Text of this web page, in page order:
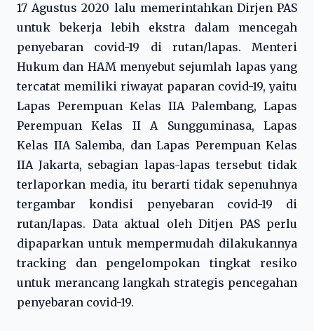
17 Agustus 2020 lalu memerintahkan Dirjen PAS
untuk bekerja lebih ekstra dalam mencegah
penyebaran covid-19 di rutan/lapas. Menteri
Hukum dan HAM menyebut sejumlah lapas yang
tercatat memiliki riwayat paparan covid-19, yaitu
Lapas Perempuan Kelas IIA Palembang, Lapas
Perempuan Kelas II A Sungguminasa, Lapas
Kelas IIA Salemba, dan Lapas Perempuan Kelas
IIA Jakarta, sebagian lapas-lapas tersebut tidak
terlaporkan media, itu berarti tidak sepenuhnya
tergambar kondisi penyebaran covid-19 di
rutan/lapas. Data aktual oleh Ditjen PAS perlu
dipaparkan untuk mempermudah dilakukannya
tracking dan pengelompokan tingkat resiko
untuk merancang langkah strategis pencegahan
penyebaran covid-19.